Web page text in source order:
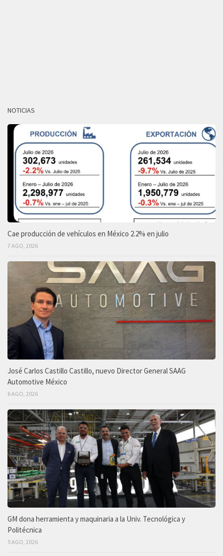
NOTICIAS
Cae producción de vehículos en México 2.2% en julio
7 AGO, 2026
José Carlos Castillo Castillo, nuevo Director General SAAG
Automotive México
6 AGO, 2026
GM dona herramienta y maquinaria a la Univ. Tecnológica y
Politécnica
5 AGO, 2026